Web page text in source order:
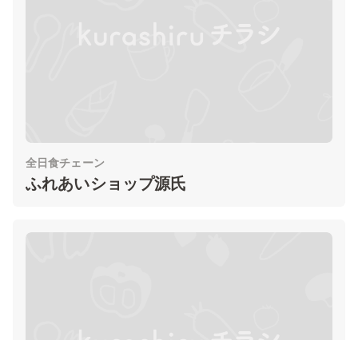
全日食チェーン
ふれあいショップ源氏